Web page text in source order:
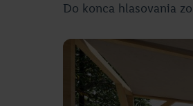
Do konca hlasovania